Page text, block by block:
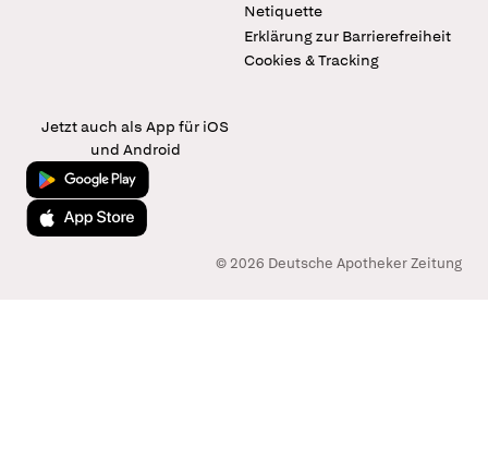
Netiquette
Erklärung zur Barrierefreiheit
Cookies & Tracking
Jetzt auch als App für iOS
und Android
Jetzt bei Google Play
Laden im App Store
© 2026 Deutsche Apotheker Zeitung